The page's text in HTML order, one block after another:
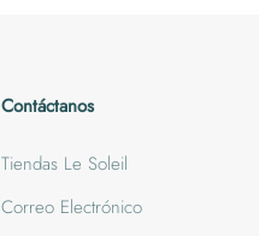
Contáctanos
Tiendas Le Soleil
Correo Electrónico